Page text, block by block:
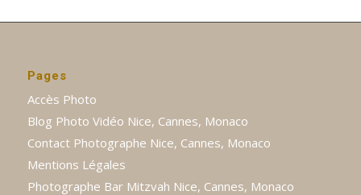
Pages
Accès Photo
Blog Photo Vidéo Nice, Cannes, Monaco
Contact Photographe Nice, Cannes, Monaco
Mentions Légales
Photographe Bar Mitzvah Nice, Cannes, Monaco